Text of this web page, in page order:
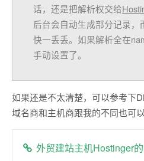
话，还是把解析权交给
后台会自动生成部分记录
快一丢丢。如果解析全在
手动设置了。
如果还是不太清楚，可以参考下
域名商和主机商跟我的不同也可
外贸建站主机Hostinger的DNS域